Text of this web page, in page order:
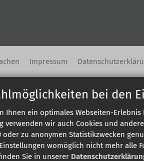
bei den
Ihnen ein optimales Webseiten-
verwenden wir auch Cookies und
oder zu anonymen Statistikzwecken
womöglich nicht mehr alle
Sie in unserer
Impressum